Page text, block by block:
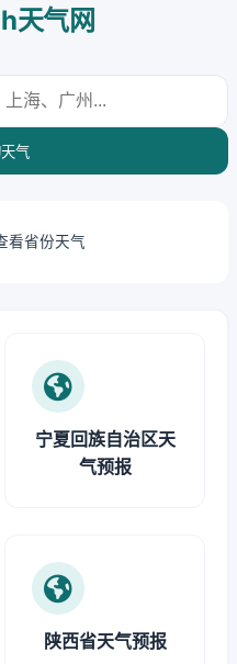
天气网
气
看省份天气
宁夏回族自治区天
气预报
陕西省天气预报